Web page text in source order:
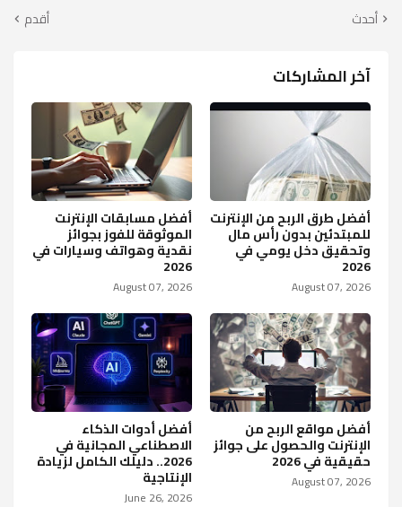
أحدث أقدم
آخر المشاركات
أفضل طرق الربح من الإنترنت
للمبتدئين بدون رأس مال
وتحقيق دخل يومي في
2026
August 07, 2026
أفضل مسابقات الإنترنت
الموثوقة للفوز بجوائز
نقدية وهواتف وسيارات في
2026
August 07, 2026
أفضل مواقع الربح من
الإنترنت والحصول على جوائز
حقيقية في 2026
August 07, 2026
أفضل أدوات الذكاء
الاصطناعي المجانية في
2026.. دليلك الكامل لزيادة
الإنتاجية
June 26, 2026